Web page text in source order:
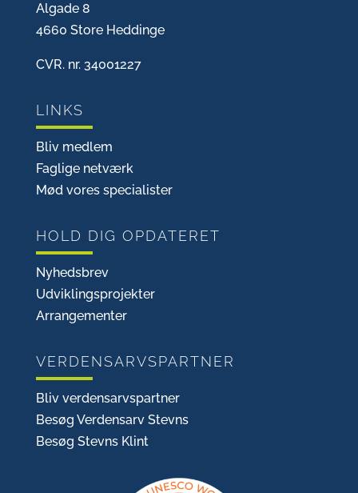
Algade 8
4660 Store Heddinge
CVR. nr. 34001227
LINKS
Bliv medlem
Faglige netværk
Mød vores specialister
HOLD DIG OPDATERET
Nyhedsbrev
Udviklingsprojekter
Arrangementer
VERDENSARVSPARTNER
Bliv verdensarvspartner
Besøg Verdensarv Stevns
Besøg Stevns Klint